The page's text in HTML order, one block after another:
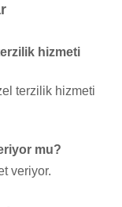
hizmeti
terzilik hizmeti
mu?
veriyor.